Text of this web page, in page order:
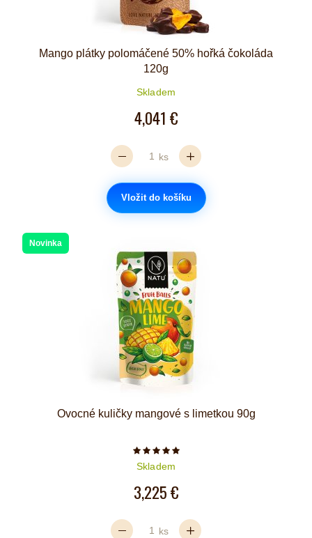
Mango plátky polomáčené 50% hořká čokoláda
120g
Skladem
4,041 €
ks
Vložit do košíku
Novinka
Ovocné kuličky mangové s limetkou 90g
Počet hvězdiček je 5 z 5
Skladem
3,225 €
ks